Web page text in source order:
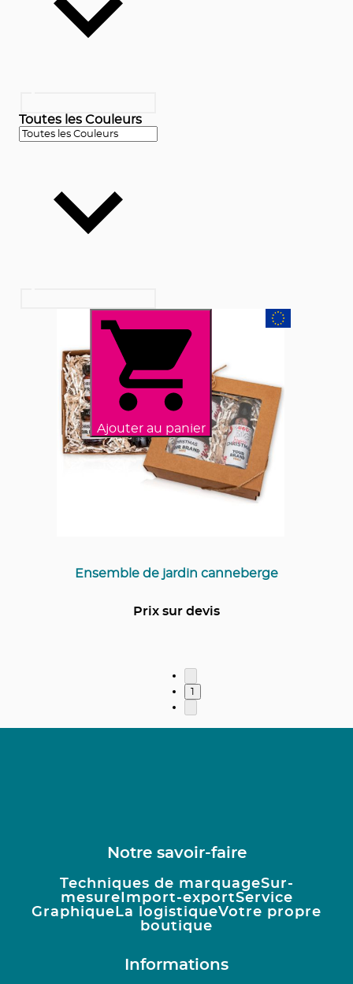
Toutes les Couleurs
Ajouter au panier
Ensemble de jardin canneberge
Prix sur devis
1
Notre savoir-faire
Techniques de marquageSur-
mesure Import-exportService
Graphique La logistiqueVotre propre
boutique
Informations